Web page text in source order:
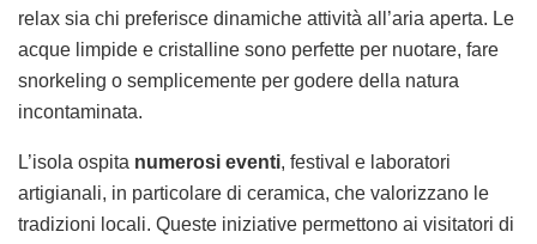
relax sia chi preferisce dinamiche attività all’aria aperta. Le
acque limpide e cristalline sono perfette per nuotare, fare
snorkeling o semplicemente per godere della natura
incontaminata.
L’isola ospita numerosi eventi, festival e laboratori
artigianali, in particolare di ceramica, che valorizzano le
tradizioni locali. Queste iniziative permettono ai visitatori di